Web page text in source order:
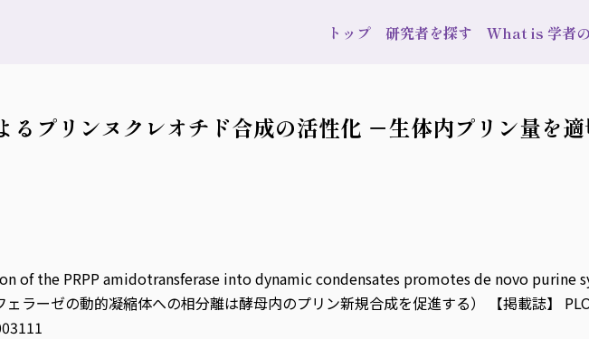
トップ 研究者を探す What is 学者
るプリンヌクレオチド合成の活性化 －生体内プリン量を
of the PRPP amidotransferase into dynamic condensates promotes de novo purine
ェラーゼの動的凝縮体への相分離は酵母内のプリン新規合成を促進する） 【掲載誌】